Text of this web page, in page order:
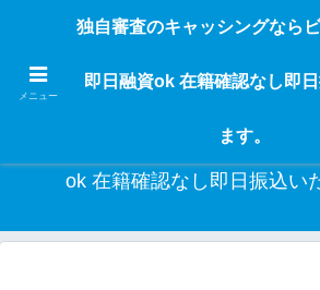
独自審査のフリーローンならビスタなら24時間365
な入用があっても安心！融資率97％！仕事をして
日返済の１ヶ月融資で借りられる
独自審査のキャッシングならビ
ok 在籍確認なし即日振込い
メニュー
独自審査のキャッシングなら
即日融資ok 在籍確認なし即
ます。